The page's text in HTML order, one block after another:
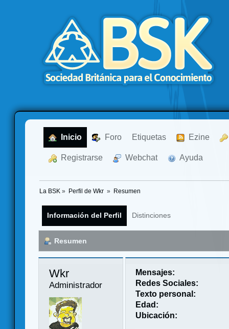
Inicio Foro Etiquetas Ezine
Registrarse Webchat Ayuda
La BSK » Perfil de Wkr » Resumen
Información del Perfil Distinciones
Resumen
Wkr
Administrador
Mensajes:
Redes Sociales:
Texto personal:
Edad:
Ubicación: